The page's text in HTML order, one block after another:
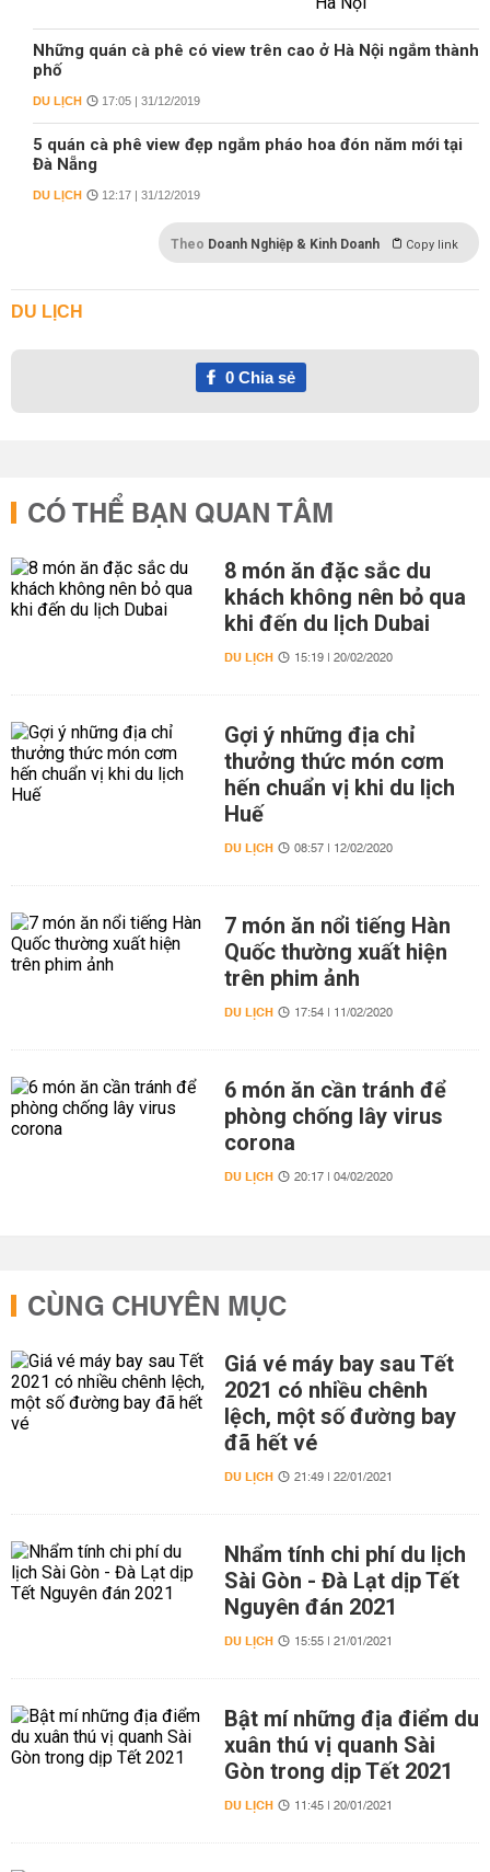
Những quán cà phê có view trên cao ở Hà Nội ngắm thành
phố
DU LỊCH 17:05 | 31/12/2019
5 quán cà phê view đẹp ngắm pháo hoa đón năm mới tại
Đà Nẵng
DU LỊCH 12:17 | 31/12/2019
Theo Doanh Nghiệp & Kinh Doanh Copy link
DU LỊCH
0Chia sẻ
CÓ THỂ BẠN QUAN TÂM
8 món ăn đặc sắc du
khách không nên bỏ qua
khi đến du lịch Dubai
DU LỊCH 15:19 | 20/02/2020
Gợi ý những địa chỉ
thưởng thức món cơm
hến chuẩn vị khi du lịch
Huế
DU LỊCH 08:57 | 12/02/2020
7 món ăn nổi tiếng Hàn
Quốc thường xuất hiện
trên phim ảnh
DU LỊCH 17:54 | 11/02/2020
6 món ăn cần tránh để
phòng chống lây virus
corona
DU LỊCH 20:17 | 04/02/2020
CÙNG CHUYÊN MỤC
Giá vé máy bay sau Tết
2021 có nhiều chênh
lệch, một số đường bay
đã hết vé
DU LỊCH 21:49 | 22/01/2021
Nhẩm tính chi phí du lịch
Sài Gòn - Đà Lạt dịp Tết
Nguyên đán 2021
DU LỊCH 15:55 | 21/01/2021
Bật mí những địa điểm du
xuân thú vị quanh Sài
Gòn trong dịp Tết 2021
DU LỊCH 11:45 | 20/01/2021